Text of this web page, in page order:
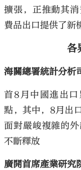
擴張，正推動其
費品出口提供了新
各
海關總署統計分析
首8月中國進出
點，其中，8月出
面對嚴峻複雜的
不斷釋放
廣開首席產業研究